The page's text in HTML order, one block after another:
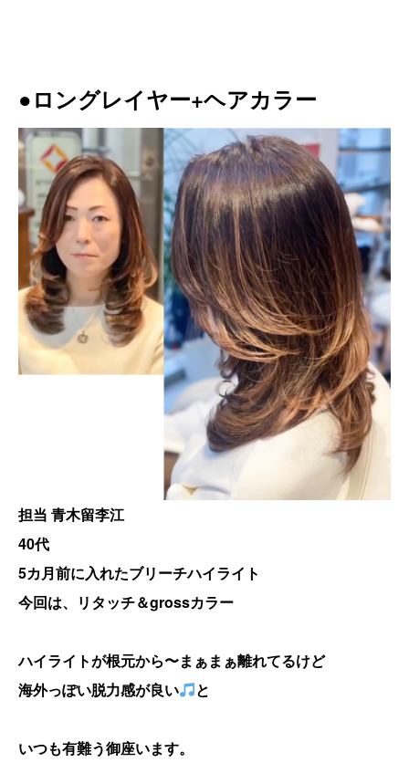
●ロングレイヤー+ヘアカラー
担当 青木留李江
40代
5カ月前に入れたブリーチハイライト
今回は、リタッチ＆grossカラー
ハイライトが根元から〜まぁまぁ離れてるけど
海外っぽい脱力感が良い
と
いつも有難う御座います。